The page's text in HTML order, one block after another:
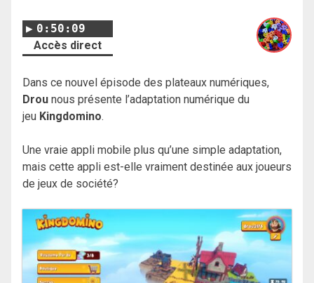
0:50:09
Accès direct
Dans ce nouvel épisode des plateaux numériques,
Drou nous présente l’adaptation numérique du
jeu Kingdomino.
Une vraie appli mobile plus qu’une simple adaptation,
mais cette appli est-elle vraiment destinée aux joueurs
de jeux de société?